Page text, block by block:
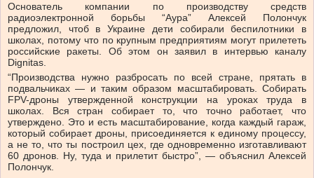
Основатель компании по производству средств
радиоэлектронной борьбы “Аура” Алексей Полончук
предложил, чтоб в Украине дети собирали беспилотники в
школах, потому что по крупным предприятиям могут прилететь
российские ракеты. Об этом он заявил в интервью каналу
Dignitas.
“Производства нужно разбросать по всей стране, прятать в
подвальчиках — и таким образом масштабировать. Собирать
FPV-дроны утвержденной конструкции на уроках труда в
школах. Вся стран собирает то, что точно работает, что
утверждено. Это и есть масштабирование, когда каждый гараж,
который собирает дроны, присоединяется к единому процессу,
а не то, что ты построил цех, где одновременно изготавливают
60 дронов. Ну, туда и прилетит быстро”, — объяснил Алексей
Полончук.